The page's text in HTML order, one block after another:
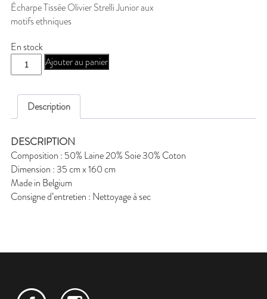
Écharpe Tissée Olivier Strelli Junior aux
motifs ethniques
En stock
quantité
de
NAGA72
Ajouter au panier
Description
DESCRIPTION
Composition : 50% Laine 20% Soie 30% Coton
Dimension : 35 cm x 160 cm
Made in Belgium
Consigne d’entretien : Nettoyage à sec